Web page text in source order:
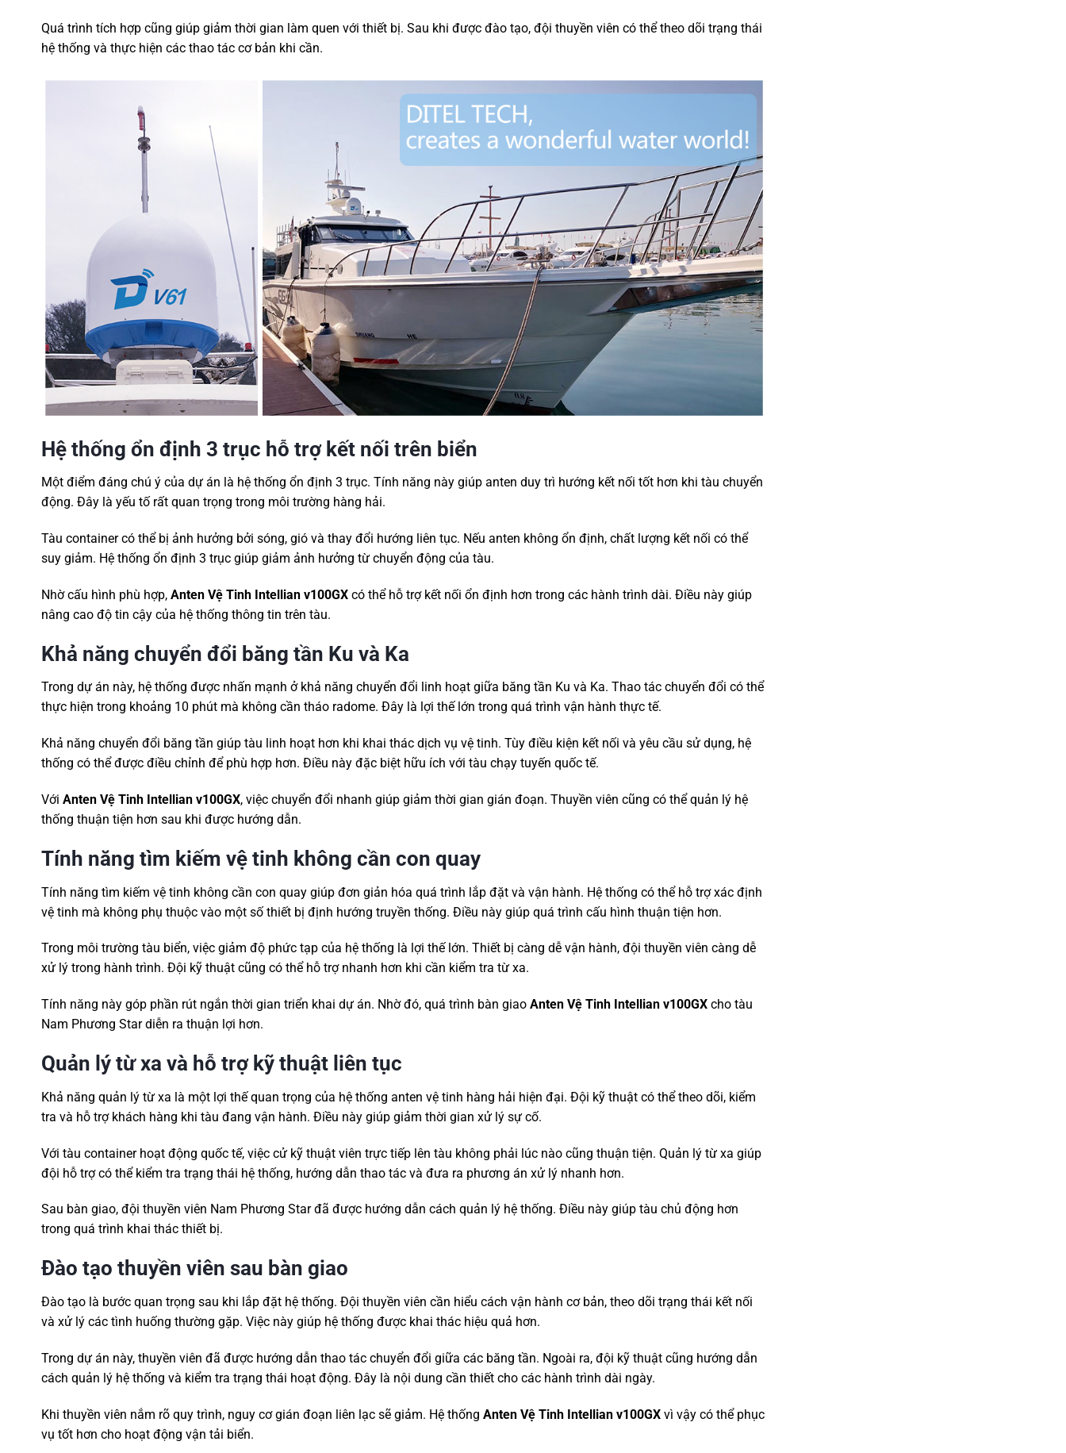
Quá trình tích hợp cũng giúp giảm thời gian làm quen với thiết bị. Sau khi được đào tạo, đội thuyền viên có thể theo dõi trạng thái
hệ thống và thực hiện các thao tác cơ bản khi cần.
Hệ thống ổn định 3 trục hỗ trợ kết nối trên biển
Một điểm đáng chú ý của dự án là hệ thống ổn định 3 trục. Tính năng này giúp anten duy trì hướng kết nối tốt hơn khi tàu chuyển
động. Đây là yếu tố rất quan trọng trong môi trường hàng hải.
Tàu container có thể bị ảnh hưởng bởi sóng, gió và thay đổi hướng liên tục. Nếu anten không ổn định, chất lượng kết nối có thể
suy giảm. Hệ thống ổn định 3 trục giúp giảm ảnh hưởng từ chuyển động của tàu.
Nhờ cấu hình phù hợp, Anten Vệ Tinh Intellian v100GX có thể hỗ trợ kết nối ổn định hơn trong các hành trình dài. Điều này giúp
nâng cao độ tin cậy của hệ thống thông tin trên tàu.
Khả năng chuyển đổi băng tần Ku và Ka
Trong dự án này, hệ thống được nhấn mạnh ở khả năng chuyển đổi linh hoạt giữa băng tần Ku và Ka. Thao tác chuyển đổi có thể
thực hiện trong khoảng 10 phút mà không cần tháo radome. Đây là lợi thế lớn trong quá trình vận hành thực tế.
Khả năng chuyển đổi băng tần giúp tàu linh hoạt hơn khi khai thác dịch vụ vệ tinh. Tùy điều kiện kết nối và yêu cầu sử dụng, hệ
thống có thể được điều chỉnh để phù hợp hơn. Điều này đặc biệt hữu ích với tàu chạy tuyến quốc tế.
Với Anten Vệ Tinh Intellian v100GX, việc chuyển đổi nhanh giúp giảm thời gian gián đoạn. Thuyền viên cũng có thể quản lý hệ
thống thuận tiện hơn sau khi được hướng dẫn.
Tính năng tìm kiếm vệ tinh không cần con quay
Tính năng tìm kiếm vệ tinh không cần con quay giúp đơn giản hóa quá trình lắp đặt và vận hành. Hệ thống có thể hỗ trợ xác định
vệ tinh mà không phụ thuộc vào một số thiết bị định hướng truyền thống. Điều này giúp quá trình cấu hình thuận tiện hơn.
Trong môi trường tàu biển, việc giảm độ phức tạp của hệ thống là lợi thế lớn. Thiết bị càng dễ vận hành, đội thuyền viên càng dễ
xử lý trong hành trình. Đội kỹ thuật cũng có thể hỗ trợ nhanh hơn khi cần kiểm tra từ xa.
Tính năng này góp phần rút ngắn thời gian triển khai dự án. Nhờ đó, quá trình bàn giao Anten Vệ Tinh Intellian v100GX cho tàu
Nam Phương Star diễn ra thuận lợi hơn.
Quản lý từ xa và hỗ trợ kỹ thuật liên tục
Khả năng quản lý từ xa là một lợi thế quan trọng của hệ thống anten vệ tinh hàng hải hiện đại. Đội kỹ thuật có thể theo dõi, kiểm
tra và hỗ trợ khách hàng khi tàu đang vận hành. Điều này giúp giảm thời gian xử lý sự cố.
Với tàu container hoạt động quốc tế, việc cử kỹ thuật viên trực tiếp lên tàu không phải lúc nào cũng thuận tiện. Quản lý từ xa giúp
đội hỗ trợ có thể kiểm tra trạng thái hệ thống, hướng dẫn thao tác và đưa ra phương án xử lý nhanh hơn.
Sau bàn giao, đội thuyền viên Nam Phương Star đã được hướng dẫn cách quản lý hệ thống. Điều này giúp tàu chủ động hơn
trong quá trình khai thác thiết bị.
Đào tạo thuyền viên sau bàn giao
Đào tạo là bước quan trọng sau khi lắp đặt hệ thống. Đội thuyền viên cần hiểu cách vận hành cơ bản, theo dõi trạng thái kết nối
và xử lý các tình huống thường gặp. Việc này giúp hệ thống được khai thác hiệu quả hơn.
Trong dự án này, thuyền viên đã được hướng dẫn thao tác chuyển đổi giữa các băng tần. Ngoài ra, đội kỹ thuật cũng hướng dẫn
cách quản lý hệ thống và kiểm tra trạng thái hoạt động. Đây là nội dung cần thiết cho các hành trình dài ngày.
Khi thuyền viên nắm rõ quy trình, nguy cơ gián đoạn liên lạc sẽ giảm. Hệ thống Anten Vệ Tinh Intellian v100GX vì vậy có thể phục
vụ tốt hơn cho hoạt động vận tải biển.